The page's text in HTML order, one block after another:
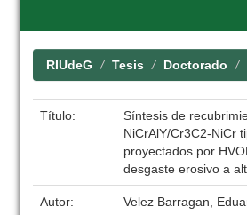
RIUdeG Tesis Doctorado
Título:
Síntesis de
NiCrAlY/Cr3C2-NiCr
proyectados por
desgaste erosivo a
Autor: Velez Barragan,